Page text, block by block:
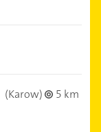
(Karow)
5 km